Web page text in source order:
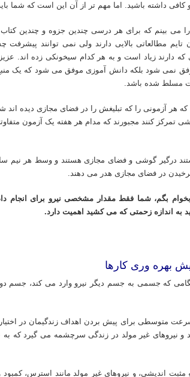
داشته باشید. اما مهم تر از آن این است که شما
را می بینم که برای هر درسی چندین جزوه و چندین
مطالعاتی بالایی دارند ولی نمی توانند پیشرفت
دارند زیاد است و به هر کدام سیخونکی زده اند.
نمی شود بلکه دانش آموزی موفق می شود که یک
مسلط شده باشد.
که هر آزمونی را که تبلیغش را در فضای مجازی دیده اند
تمرکز کنند مجبورند که مدام هر هفته یک آزمون
درگیر گوشی و فضای مجازی هستند و وسط هر نیم
در فضای مجازی هدر می دهند.
بگم، شما فقط مقدار مشخصی نیرو برای انجام دادن
به اندازه زحمتی که می کشید اهمیت دارد.
بهره وری کارها
که جسمی به جسم دیگر نیرو وارد می کند، جسم
متوسطی برای پیش بردن اهداف زندگیمان در
و نیروهای غیر مولد در زندگی سرچشمه می گیرد که به
مثبت اندیشی، و نیروهای غیر مولد مانند استرس،